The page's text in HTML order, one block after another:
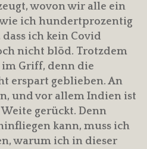
wovon wir alle ein
ich hundertprozentig
ich kein Covid
nicht blöd. Trotzdem
Griff, denn die
erspart geblieben. An
und vor allem Indien ist
gerückt. Denn
kann, muss ich
warum ich in dieser